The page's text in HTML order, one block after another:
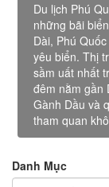
Du lịch Phú
những bãi
Dài, Phú
yêu biển. Thị
sầm uất nhất
đêm nằm gần
Gành Dầu và
tham quan
Danh Mục